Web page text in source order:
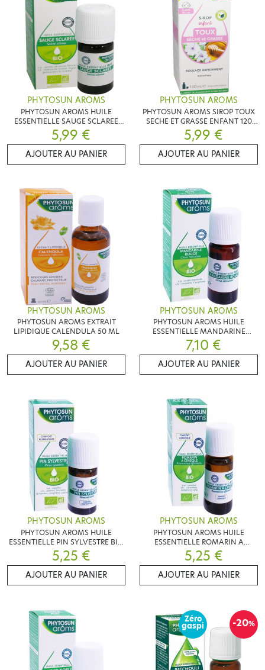
PHYTOSUN AROMS
PHYTOSUN AROMS HUILE
ESSENTIELLE SAUGE SCLAREE
BIO 5ML
5,99 €
AJOUTER AU PANIER
PHYTOSUN AROMS
PHYTOSUN AROMS SIROP TOUX
SECHE ET GRASSE ENFANT 120
ML
5,99 €
AJOUTER AU PANIER
PHYTOSUN AROMS
PHYTOSUN AROMS EXTRAIT
LIPIDIQUE CALENDULA 50 ML
9,58 €
AJOUTER AU PANIER
PHYTOSUN AROMS
PHYTOSUN AROMS HUILE
ESSENTIELLE MANDARINE
ROUGE BIO 10ML
7,10 €
AJOUTER AU PANIER
PHYTOSUN AROMS
PHYTOSUN AROMS HUILE
ESSENTIELLE PIN SYLVESTRE BIO
CONFORT RESPIRATOIRE 5ML
5,25 €
AJOUTER AU PANIER
PHYTOSUN AROMS
PHYTOSUN AROMS HUILE
ESSENTIELLE ROMARIN A
CINEOLE BIO CONFORT
HEPATIQUE 10ML
5,25 €
AJOUTER AU PANIER
-20%
Zéro
gaspi